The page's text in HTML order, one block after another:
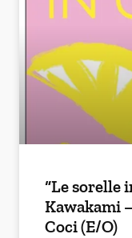
“Le sorelle
Kawakami
Coci (E/O)